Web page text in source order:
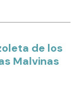
de los
Malvinas